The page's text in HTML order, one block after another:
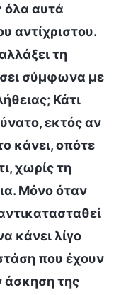
όλα αυτά
αντίχριστου.
τη
σύμφωνα με
Κάτι
εκτός αν
κάνει, οπότε
χωρίς τη
Μόνο όταν
κάνει λίγο
που έχουν
άσκηση της